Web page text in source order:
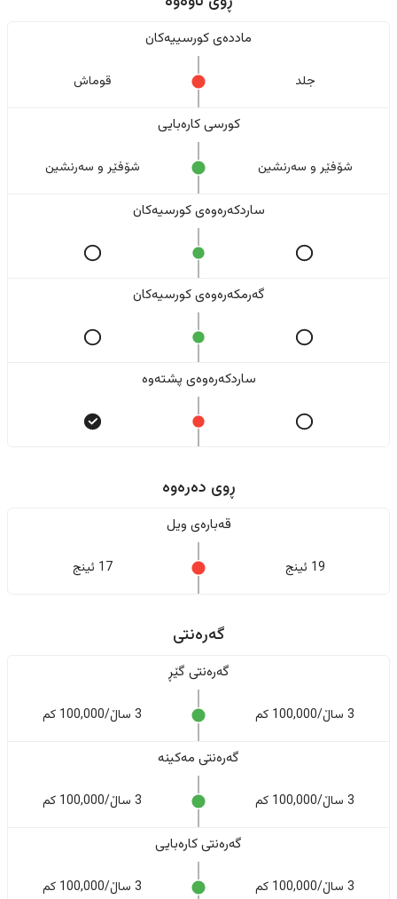
ماددەی کورسییەکان
جلد قوماش
کورسی کارەبایی
شۆفێر و سەرنشین شۆفێر و سەرنشین
ساردکەرەوەی کورسیەکان
گەرمکەرەوەی کورسیەکان
ساردکەرەوەی پشتەوە
ڕوی دەرەوە
قەبارەی ویل
19 ئینج 17 ئینج
گەرەنتی
گەرەنتی گێڕ
3 ساڵ/100,000 کم 3 ساڵ/100,000 کم
گەرەنتی مەکینە
3 ساڵ/100,000 کم 3 ساڵ/100,000 کم
گەرەنتی کارەبایی
3 ساڵ/100,000 کم 3 ساڵ/100,000 کم